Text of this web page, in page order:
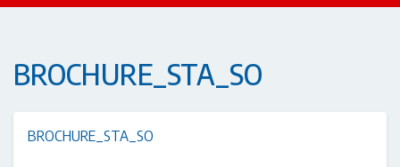
BROCHURE_STA_SO
BROCHURE_STA_SO